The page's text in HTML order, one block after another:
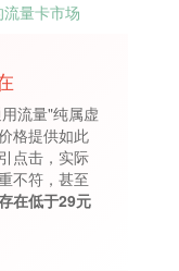
量卡市场
流量"纯属虚
格提供如此
点击，实际
不符，甚至
在低于29元